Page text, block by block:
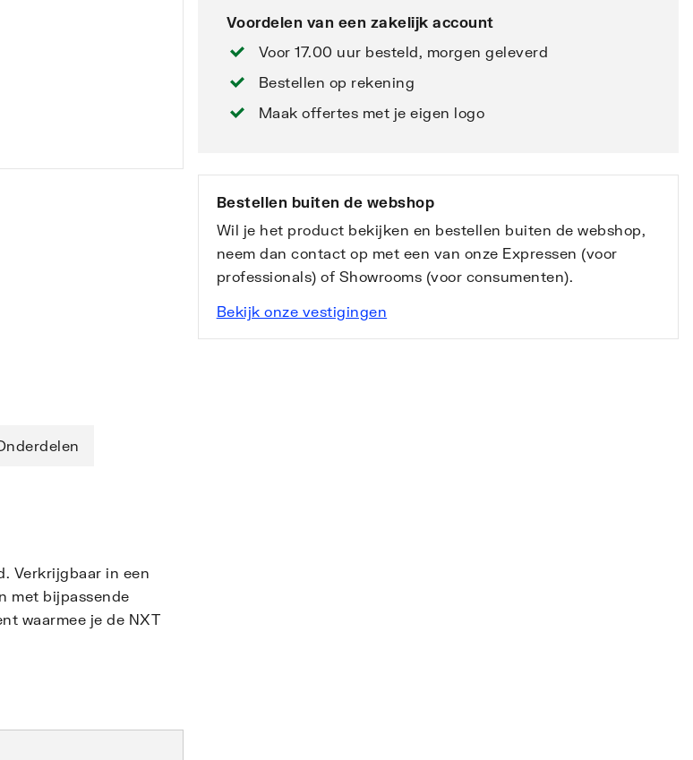
Voordelen van een zakelijk account
Voor 17.00 uur besteld, morgen geleverd
Bestellen op rekening
Maak offertes met je eigen logo
Bestellen buiten de webshop
Wil je het product bekijken en bestellen buiten de webshop,
neem dan contact op met een van onze Expressen (voor
professionals) of Showrooms (voor consumenten).
Bekijk onze vestigingen
Verkrijgbaar in een
met bijpassende
waarmee je de NXT